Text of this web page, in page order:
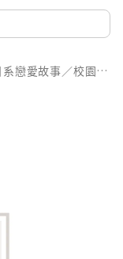
日系戀愛故事／校園青春